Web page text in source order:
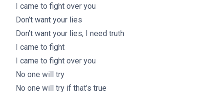
I came to fight over you
Don’t want your lies
Don’t want your lies, I need truth
I came to fight
I came to fight over you
No one will try
No one will try if that’s true